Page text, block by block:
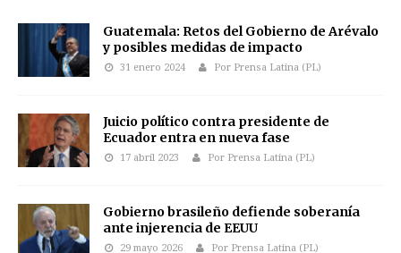
Guatemala: Retos del Gobierno de Arévalo
y posibles medidas de impacto
31 enero 2024 Por Prensa Latina (PL)
Juicio político contra presidente de
Ecuador entra en nueva fase
17 abril 2023 Por Prensa Latina (PL)
Gobierno brasileño defiende soberanía
ante injerencia de EEUU
29 mayo 2026 Por Prensa Latina (PL)